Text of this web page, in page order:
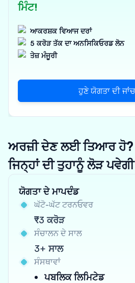
ਮਿੰਟ!
ਆਕਰਸ਼ਕ ਵਿਆਜ ਦਰਾਂ
5 ਕਰੋੜ ਤੱਕ ਦਾ ਅਨਸਿਕਿਓਰਡ ਲੋਨ
ਤੇਜ਼ ਮੰਜੂਰੀ
ਹੁਣੇ ਯੋਗਤਾ ਦੀ
ਅਰਜ਼ੀ ਦੇਣ ਲਈ ਤਿਆਰ ਹੋ?
ਜਿਨ੍ਹਾਂ ਦੀ ਤੁਹਾਨੂੰ ਲੋੜ ਪਵੇਗੀ
ਯੋਗਤਾ ਦੇ ਮਾਪਦੰਡ
ਘੱਟੋ-ਘੱਟ ਟਰਨਓਵਰ
₹3 ਕਰੋੜ
ਸੰਚਾਲਨ ਦੇ ਸਾਲ
3+ ਸਾਲ
ਸੰਸਥਾਵਾਂ
ਪਬਲਿਕ ਲਿਮਿਟੇਡ